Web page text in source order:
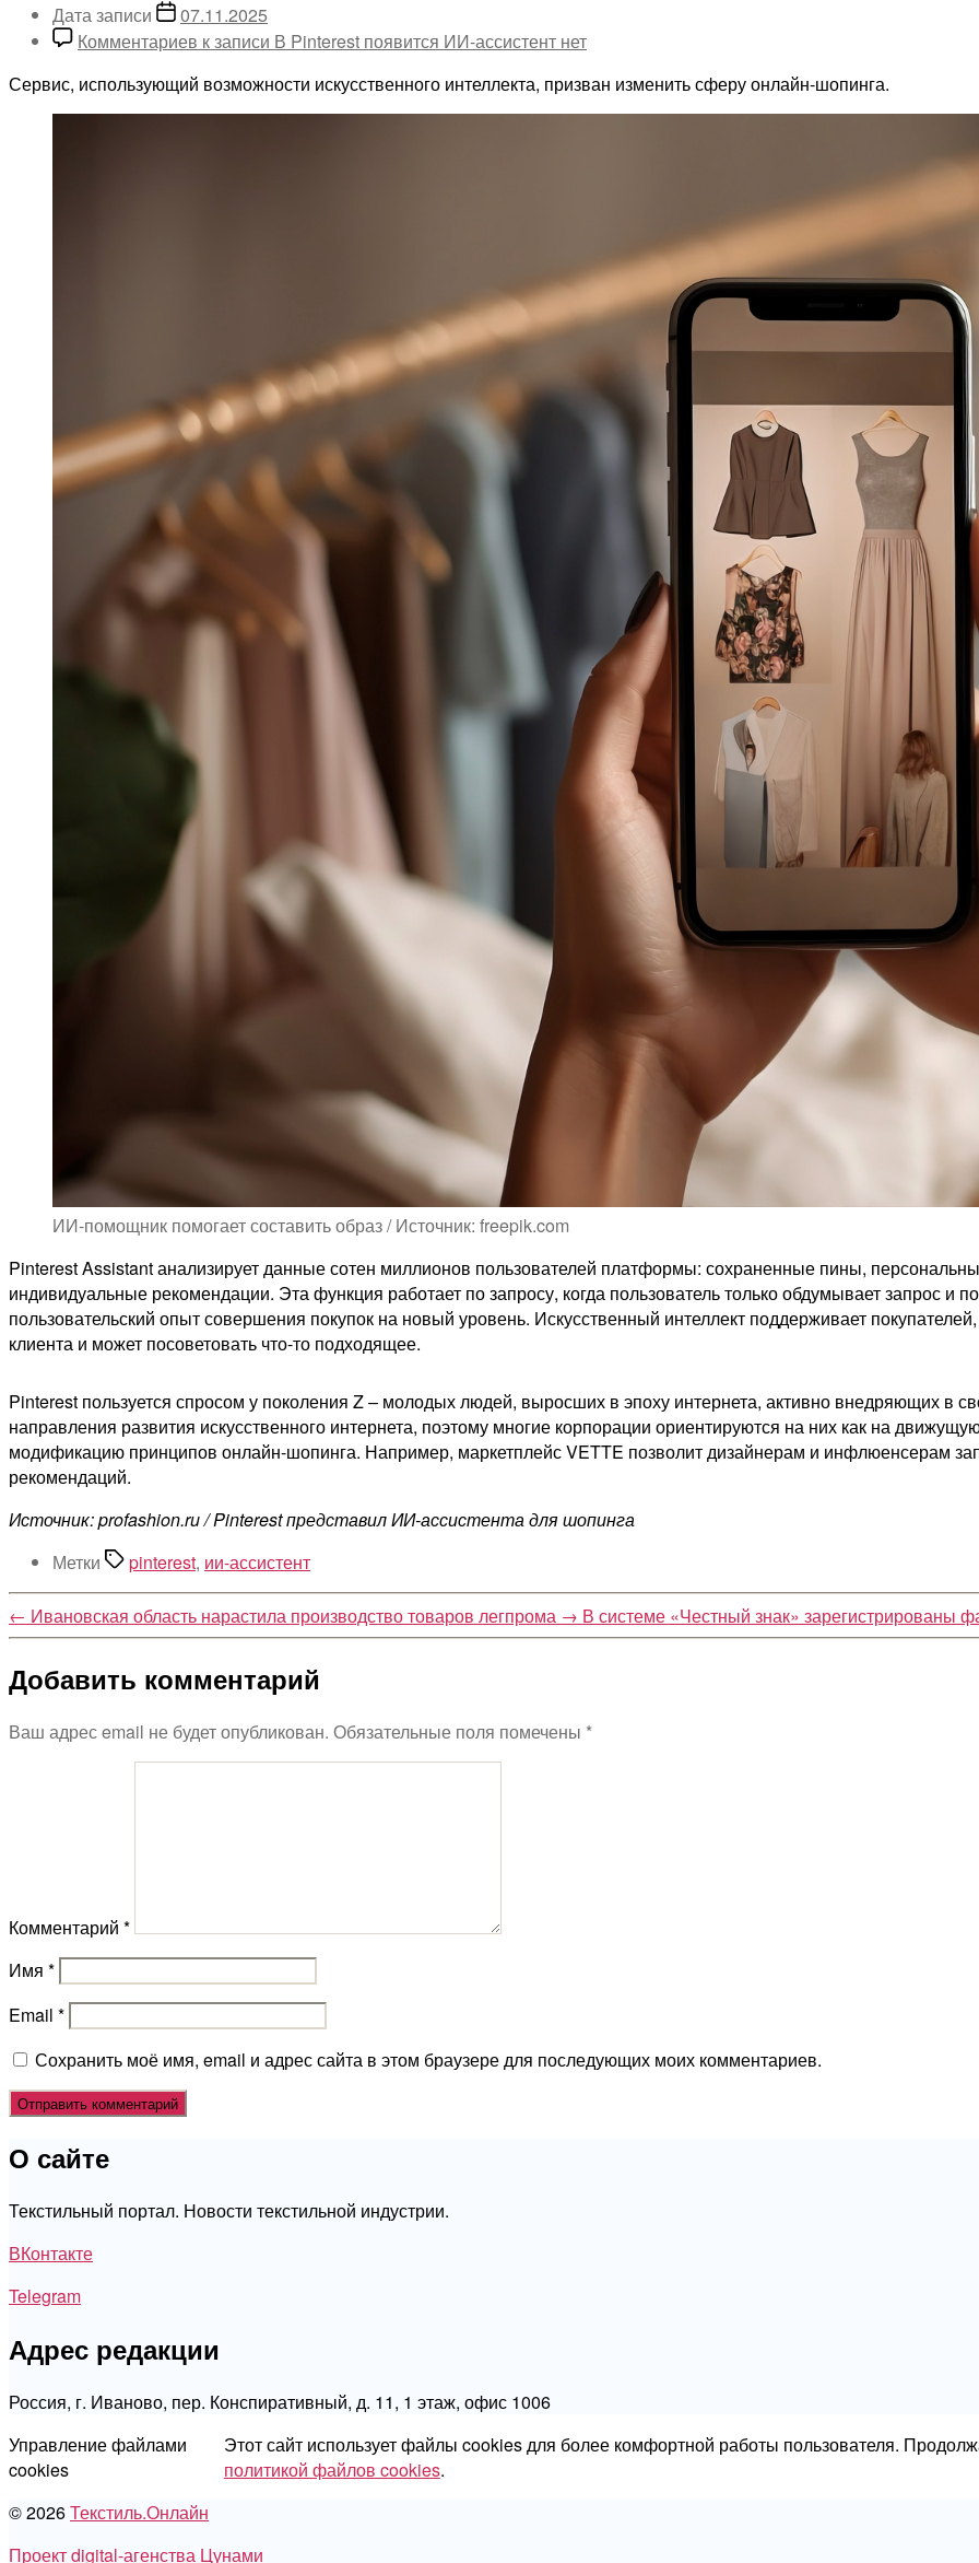
Дата записи
07.11.2025
Комментариев к записи В Pinterest появится ИИ-ассистент нет
Сервис, использующий возможности искусственного интеллекта, призван изменить сферу онлайн-шопинга.
ИИ-помощник помогает составить образ / Источник: freepik.com
Pinterest Assistant анализирует данные сотен миллионов пользователей платформы: сохраненные пины,
индивидуальные рекомендации. Эта функция работает по запросу, когда пользователь только обдумывает запрос и
пользовательский опыт совершения покупок на новый уровень. Искусственный интеллект поддерживает
клиента и может посоветовать что-то подходящее.
Pinterest пользуется спросом у поколения Z – молодых людей, выросших в эпоху интернета, активно внедряющих в
направления развития искусственного интернета, поэтому многие корпорации ориентируются на них как на
модификацию принципов онлайн-шопинга. Например, маркетплейс VETTE позволит дизайнерам и инфлюенсерам
рекомендаций.
Источник: profashion.ru / Pinterest представил ИИ-ассистента для шопинга
Метки
pinterest, ии-ассистент
← Ивановская область нарастила производство товаров легпрома → В системе «Честный знак»
Добавить комментарий
Ваш адрес email не будет опубликован. Обязательные поля помечены *
Комментарий *
Имя *
Email *
Сохранить моё имя, email и адрес сайта в этом браузере для последующих моих комментариев.
О сайте
Текстильный портал. Новости текстильной индустрии.
ВКонтакте
Telegram
Адрес редакции
Россия, г. Иваново, пер. Конспиративный, д. 11, 1 этаж, офис 1006
Управление файлами
cookies
Этот сайт использует файлы cookies для более комфортной работы пользователя.
политикой файлов cookies.
© 2026Текстиль.Онлайн
Проект digital-агенства Цунами